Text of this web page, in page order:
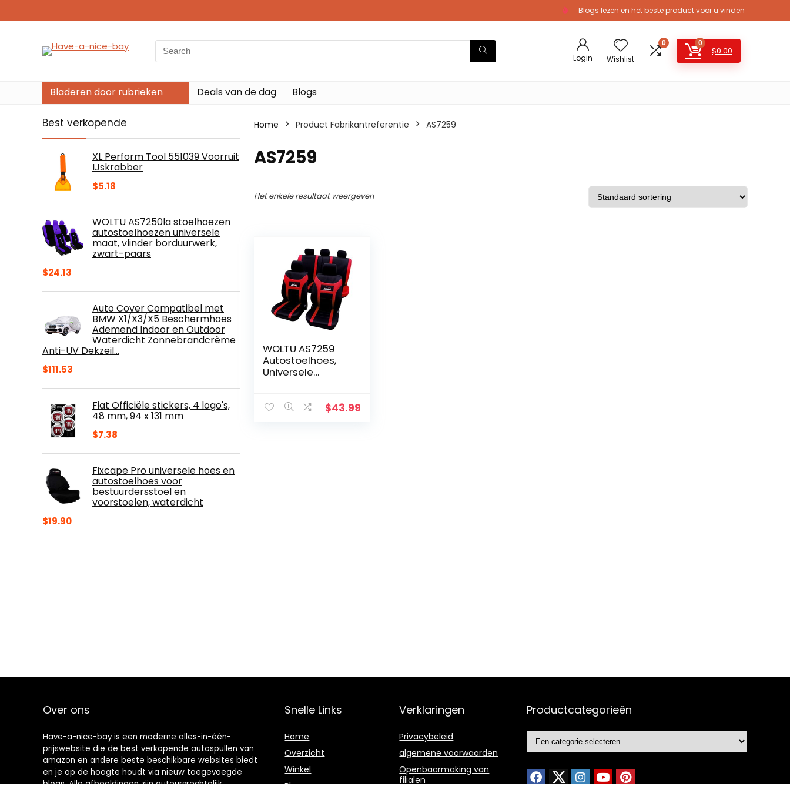
Blogs lezen en het beste product voor u vinden
Search
for:
Login Wishlist
0 0
$0.00
Bladeren door rubrieken Deals van de dag Blogs
Best verkopende
XL Perform Tool 551039 Voorruit
IJskrabber
$5.18
WOLTU AS7250la stoelhoezen
autostoelhoezen universele
maat, vlinder borduurwerk,
zwart-paars
$24.13
Auto Cover Compatibel met
BMW X1/X3/X5 Beschermhoes
Ademend Indoor en Outdoor
Waterdicht Zonnebrandcrème
Anti-UV Dekzeil…
$111.53
Fiat Officiële stickers, 4 logo's,
48 mm, 94 x 131 mm
$7.38
Fixcape Pro universele hoes en
autostoelhoes voor
bestuurdersstoel en
voorstoelen, waterdicht
$19.90
Home Product Fabrikantreferentie AS7259
AS7259
Het enkele resultaat weergeven
WOLTU AS7259
Autostoelhoes,
Universele
Supersnelle
$43.99
Over ons
Have-a-nice-bay is een moderne alles-in-één-
prijswebsite die de best verkopende autospullen van
amazon en andere beste beschikbare websites biedt
en je op de hoogte houdt via nieuw toegevoegde
blogs. Alle afbeeldingen zijn auteursrechtelijk
Snelle Links
Home
Overzicht
Winkel
Blogs
Verklaringen
Privacybeleid
algemene voorwaarden
Openbaarmaking van
filialen
Productcategorieën